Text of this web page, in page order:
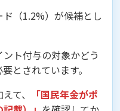
（1.2%）が候補とし
ト付与の対象かどう
とされています。
て、
「国民年金がポ